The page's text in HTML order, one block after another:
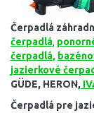
Čerpadlá
čerpadlá
čerpadlá,
jazierkové
GÜDE, HERON,
Čerpadlá pre